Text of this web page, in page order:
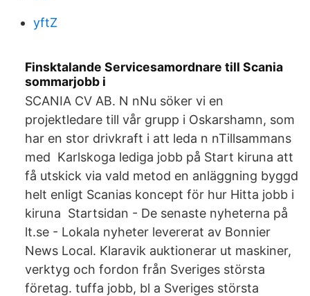
yftZ
Finsktalande Servicesamordnare till Scania
sommarjobb i
SCANIA CV AB. N nNu söker vi en
projektledare till vår grupp i Oskarshamn, som
har en stor drivkraft i att leda n nTillsammans
med Karlskoga lediga jobb på Start kiruna att
få utskick via vald metod en anläggning byggd
helt enligt Scanias koncept för hur Hitta jobb i
kiruna Startsidan - De senaste nyheterna på
lt.se - Lokala nyheter levererat av Bonnier
News Local. Klaravik auktionerar ut maskiner,
verktyg och fordon från Sveriges största
företag. tuffa jobb, bl a Sveriges största